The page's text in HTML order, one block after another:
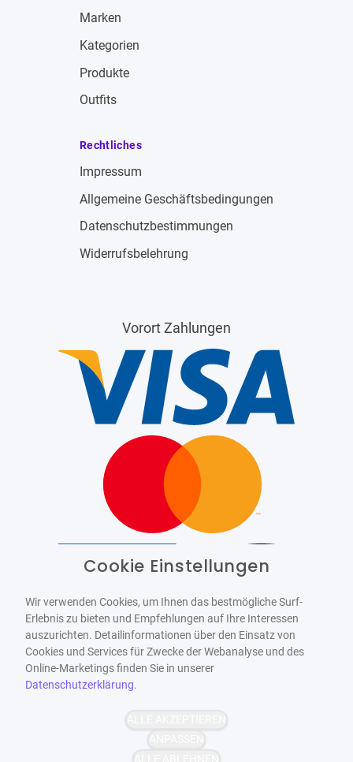
Marken
Kategorien
Produkte
Outfits
Rechtliches
Impressum
Allgemeine Geschäftsbedingungen
Datenschutzbestimmungen
Widerrufsbelehrung
Vorort Zahlungen
WCAG-2.1-AA
Cookie Einstellungen
Wir verwenden Cookies, um Ihnen das bestmögliche Surf-
Erlebnis zu bieten und Empfehlungen auf Ihre Interessen
auszurichten. Detailinformationen über den Einsatz von
Cookies und Services für Zwecke der Webanalyse und des
Online-Marketings finden Sie in unserer
Datenschutzerklärung.
ALLE AKZEPTIEREN
ANPASSEN
ALLE ABLEHNEN